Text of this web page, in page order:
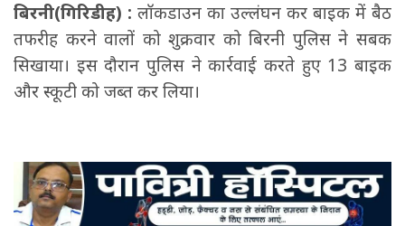
बिरनी(गिरिडीह) : लॉकडाउन का उल्लंघन कर बाइक में बैठ
तफरीह करने वालों को शुक्रवार को बिरनी पुलिस ने सबक
सिखाया। इस दौरान पुलिस ने कार्रवाई करते हुए 13 बाइक
और स्कूटी को जब्त कर लिया।